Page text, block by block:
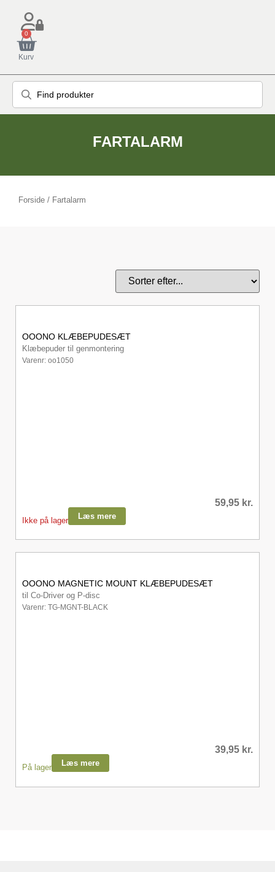
0
Kurv
FARTALARM
Forside / Fartalarm
OOONO KLÆBEPUDESÆT
Klæbepuder til genmontering
Varenr: oo1050
59,95 kr.
Ikke på lager Læs mere
OOONO MAGNETIC MOUNT KLÆBEPUDESÆT
til Co-Driver og P-disc
Varenr: TG-MGNT-BLACK
39,95 kr.
På lager Læs mere